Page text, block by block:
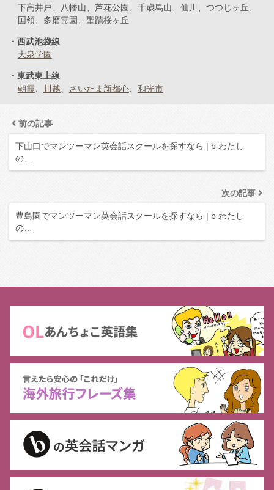
下高井戸
八幡山 芦花公園 千歳烏山 仙川
つつじヶ丘
国領
多磨霊園 聖蹟桜ヶ丘
西武池袋線
大泉学園
東武東上線
朝霞
川越 さいたま新都心 和光市
前の記事
下山口でマンツーマン英会話スクールを探すなら | b わたし
の…
次の記事
豊島園でマンツーマン英会話スクールを探すなら | b わたし
の…